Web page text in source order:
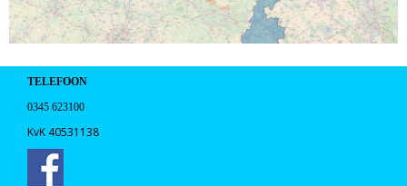
TELEFOON
0345 623100
KvK 40531138